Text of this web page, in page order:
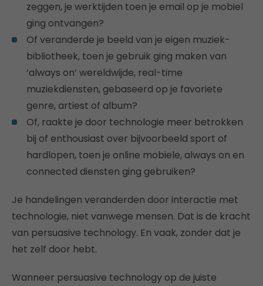
zeggen, je werktijden toen je email op je mobiel
ging ontvangen?
Of veranderde je beeld van je eigen muziek-
bibliotheek, toen je gebruik ging maken van
‘always on’ wereldwijde, real-time
muziekdiensten, gebaseerd op je favoriete
genre, artiest of album?
Of, raakte je door technologie meer betrokken
bij of enthousiast over bijvoorbeeld sport of
hardlopen, toen je online mobiele, always on en
connected diensten ging gebruiken?
Je handelingen veranderden door interactie met
technologie, niet vanwege mensen. Dat is de kracht
van persuasive technology. En vaak, zonder dat je
het zelf door hebt.
Wanneer persuasive technology op de juiste